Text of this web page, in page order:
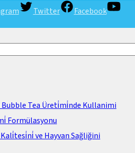
Twitter
Facebook
Tea Üreti̇mi̇nde Kullanimi
Formülasyonu
ve Hayvan Sağliğini